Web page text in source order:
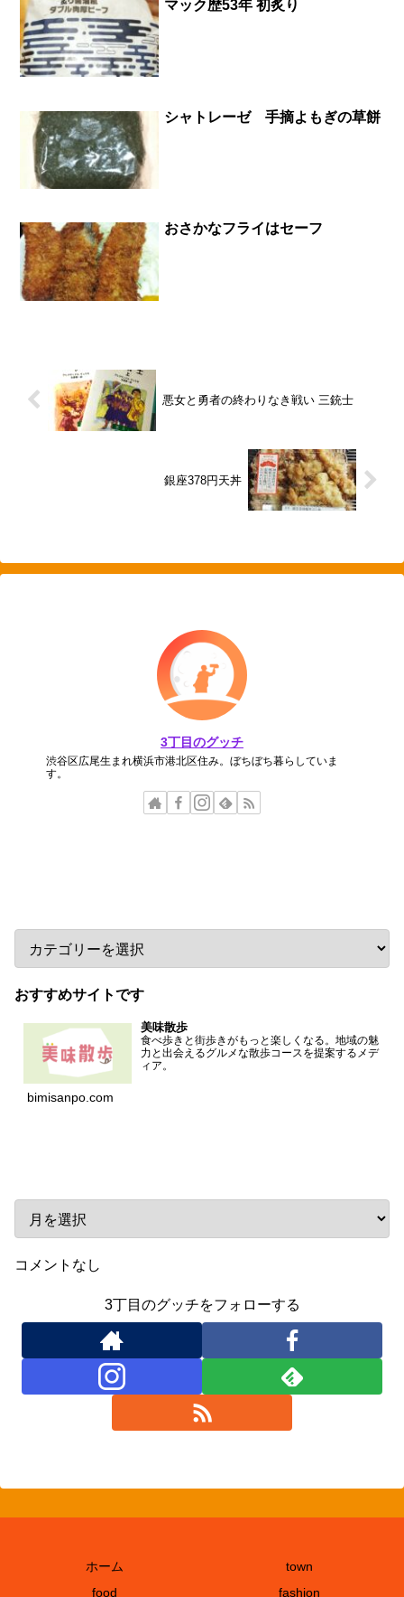
マック歴53年 初炙り
シャトレーゼ 手摘よもぎの草餅
おさかなフライはセーフ
悪女と勇者の終わりなき戦い 三銃士
銀座378円天丼
3丁目のグッチ
渋谷区広尾生まれ横浜市港北区住み。ぼちぼち暮らしていま
す。
おすすめサイトです
美味散歩
食べ歩きと街歩きがもっと楽しくなる。地域の魅
力と出会えるグルメな散歩コースを提案するメデ
ィア。
bimisanpo.com
コメントなし
3丁目のグッチをフォローする
ホーム
town
food
fashion